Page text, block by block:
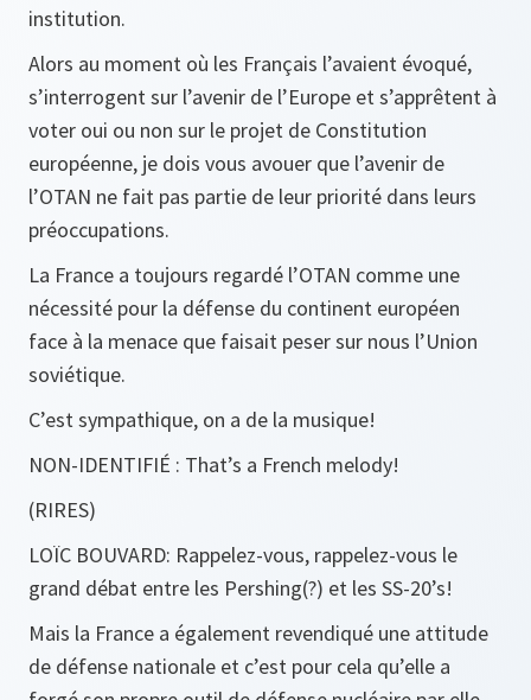
institution.
Alors au moment où les Français l’avaient évoqué,
s’interrogent sur l’avenir de l’Europe et s’apprêtent à
voter oui ou non sur le projet de Constitution
européenne, je dois vous avouer que l’avenir de
l’OTAN ne fait pas partie de leur priorité dans leurs
préoccupations.
La France a toujours regardé l’OTAN comme une
nécessité pour la défense du continent européen
face à la menace que faisait peser sur nous l’Union
soviétique.
C’est sympathique, on a de la musique!
NON-IDENTIFIÉ : That’s a French melody!
(RIRES)
LOÏC BOUVARD: Rappelez-vous, rappelez-vous le
grand débat entre les Pershing(?) et les SS-20’s!
Mais la France a également revendiqué une attitude
de défense nationale et c’est pour cela qu’elle a